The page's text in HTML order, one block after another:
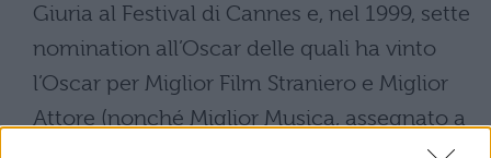
Giuria al Festival di Cannes e, nel 1999, sette
nomination all’Oscar delle quali ha vinto
l’Oscar per Miglior Film Straniero e Miglior
Attore (nonché Miglior Musica, assegnato a